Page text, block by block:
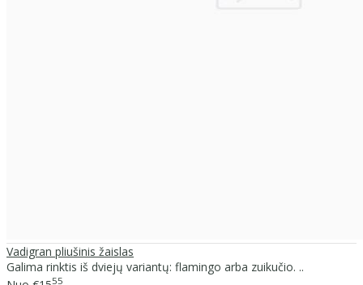
Vadigran pliušinis žaislas
Galima rinktis iš dviejų variantų: flamingo arba zuikučio. ..
55